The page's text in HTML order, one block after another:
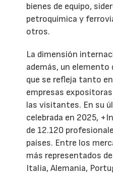
bienes de equipo,
petroquímica y
otros.
La dimensión
además, un
que se refleja tanto
empresas
las visitantes. En su
celebrada en 2025,
de 12.120
países. Entre los
más representados
Italia, Alemania,